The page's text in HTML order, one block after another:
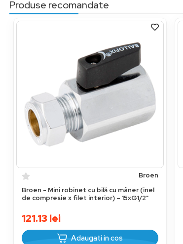
Produse recomandate
Broen
Broen - Mini robinet cu bilă cu mâner (inel
de compresie x filet interior) – 15xG1/2"
121.13lei
Adaugati in cos